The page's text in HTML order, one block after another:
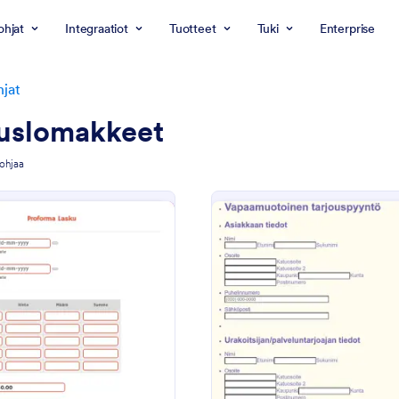
Integraatiot Tuotteet Tuki Enterprise
Esikatselu: Proformalasku Lomake Esikatselu